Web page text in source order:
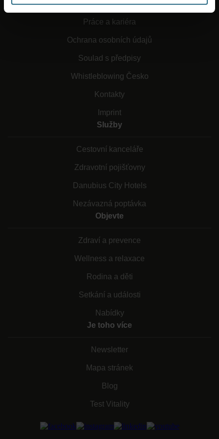
Obchodní podmínky
Práce a kariéra
Ochrana osobních údajů
Soulad s předpisy
Whistleblowing Česko
Kontakty
Imprint
Služby
Cestovní kanceláře
Zdravotní pojišťovny
Danubius City Hotels
Nezávazná poptávka
Objevte
Zdraví a prevence
Wellness a relaxace
Rodina a děti
Setkání a události
Nabídky
Je toho více
Newsletter
Mapa stránek
Blog
Test Vitality